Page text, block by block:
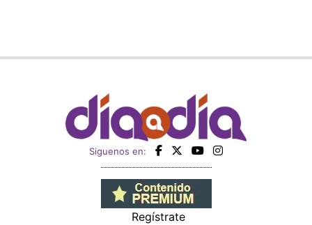
Siguenos en:
Regístrate